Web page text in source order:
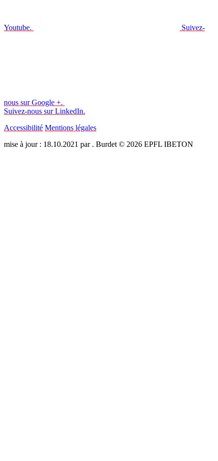
Youtube. Suivez-
nous sur Google +.
Suivez-nous sur LinkedIn.
Accessibilité Mentions légales
mise à jour : 18.10.2021 par . Burdet © 2026 EPFL IBETON